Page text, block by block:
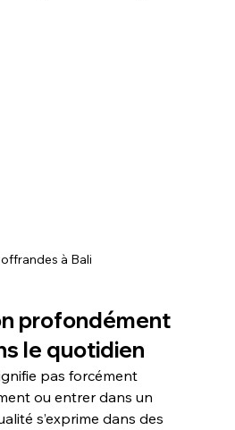
à Bali
profondément
le quotidien
pas forcément
ou entrer dans un
s’exprime dans des